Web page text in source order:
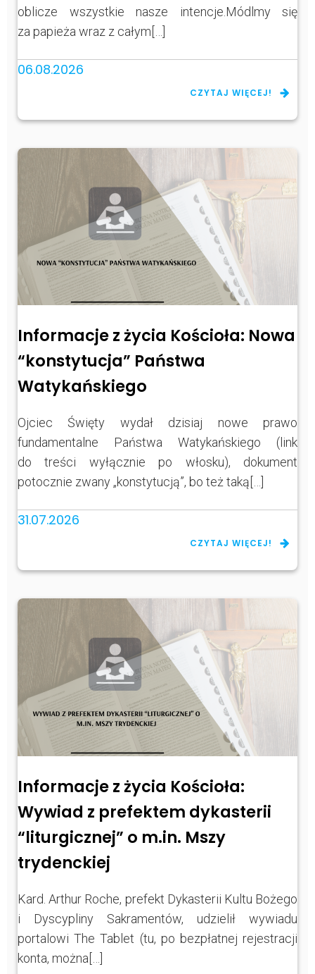
oblicze wszystkie nasze intencje.Módlmy się
za papieża wraz z całym[…]
06.08.2026
CZYTAJ WIĘCEJ!
Informacje z życia Kościoła: Nowa
“konstytucja” Państwa
Watykańskiego
Ojciec Święty wydał dzisiaj nowe prawo
fundamentalne Państwa Watykańskiego (link
do treści wyłącznie po włosku), dokument
potocznie zwany „konstytucją”, bo też taką[…]
31.07.2026
CZYTAJ WIĘCEJ!
Informacje z życia Kościoła:
Wywiad z prefektem dykasterii
“liturgicznej” o m.in. Mszy
trydenckiej
Kard. Arthur Roche, prefekt Dykasterii Kultu Bożego
i Dyscypliny Sakramentów, udzielił wywiadu
portalowi The Tablet (tu, po bezpłatnej rejestracji
konta, można[…]